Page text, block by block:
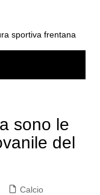
sportiva frentana
sono le
del
Calcio